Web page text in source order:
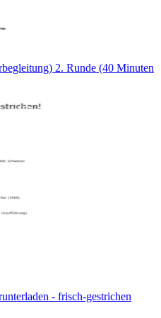
2. Runde (40 Minuten
- frisch-gestrichen